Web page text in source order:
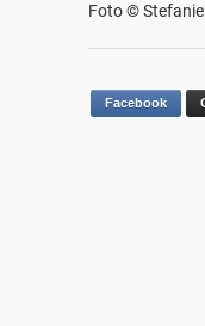
Foto ©
Facebook